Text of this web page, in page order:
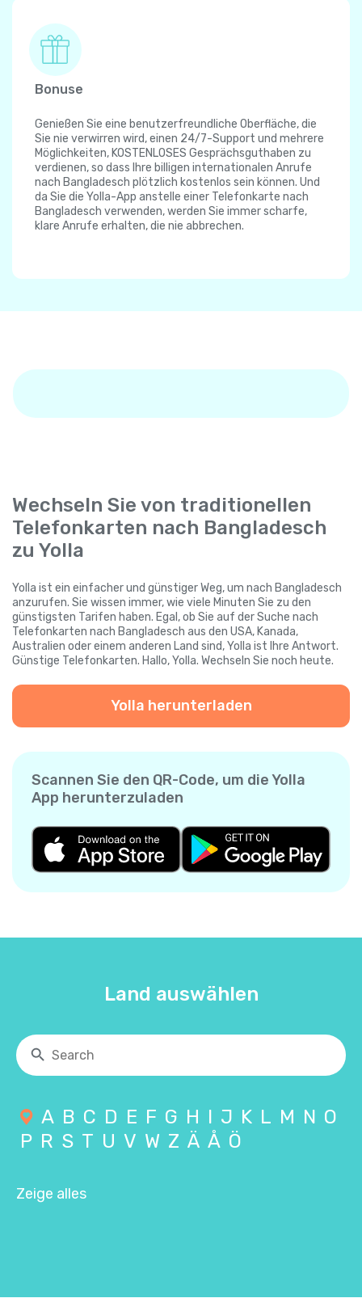
Bonuse
Genießen Sie eine benutzerfreundliche Oberfläche, die
Sie nie verwirren wird, einen 24/7-Support und mehrere
Möglichkeiten, KOSTENLOSES Gesprächsguthaben zu
verdienen, so dass Ihre billigen internationalen Anrufe
nach Bangladesch plötzlich kostenlos sein können. Und
da Sie die Yolla-App anstelle einer Telefonkarte nach
Bangladesch verwenden, werden Sie immer scharfe,
klare Anrufe erhalten, die nie abbrechen.
Wechseln Sie von traditionellen
Telefonkarten nach Bangladesch
zu Yolla
Yolla ist ein einfacher und günstiger Weg, um nach Bangladesch
anzurufen. Sie wissen immer, wie viele Minuten Sie zu den
günstigsten Tarifen haben. Egal, ob Sie auf der Suche nach
Telefonkarten nach Bangladesch aus den USA, Kanada,
Australien oder einem anderen Land sind, Yolla ist Ihre Antwort.
Günstige Telefonkarten. Hallo, Yolla. Wechseln Sie noch heute.
Yolla herunterladen
Scannen Sie den QR-Code, um die Yolla
App herunterzuladen
Land auswählen
A B C D E F G H I J K L M N O
P R S T U V W Z Ä Å Ö
Zeige alles